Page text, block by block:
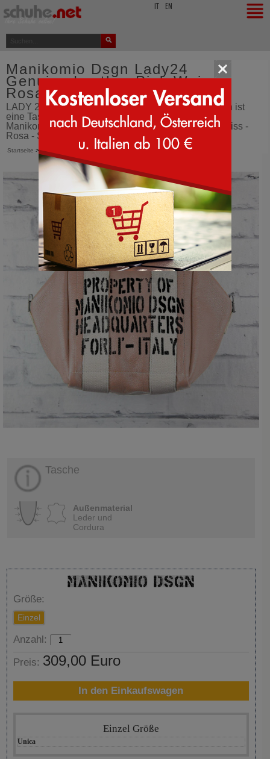
EN
Manikomio Dsgn Lady24
Genuine Leather Pink Weiss -
Rosa
LADY 24 GENUINE LEATHER von Manikomio Dsgn ist
eine Tasche aus genarbtem Echtleder - Tasche -
Manikomio Dsgn Lady24 Genuine Leather - Pink Weiss -
Rosa - Schuhe - aus Italien bestellen - SCHUHE.net
Startseite >Manikomio Dsgn> Lady24 Genuine Leather> Pink Weiss (Rosa)
Tasche
Außenmaterial
Leder und
Cordura
Größe:
Einzel
Anzahl:
Preis: 309,00 Euro
In den Einkaufswagen
Einzel Größe
Unica